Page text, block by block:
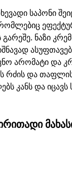
საპონი
გარეშე. ნაზი
არომატი და
რძის და
კანს და იცავს